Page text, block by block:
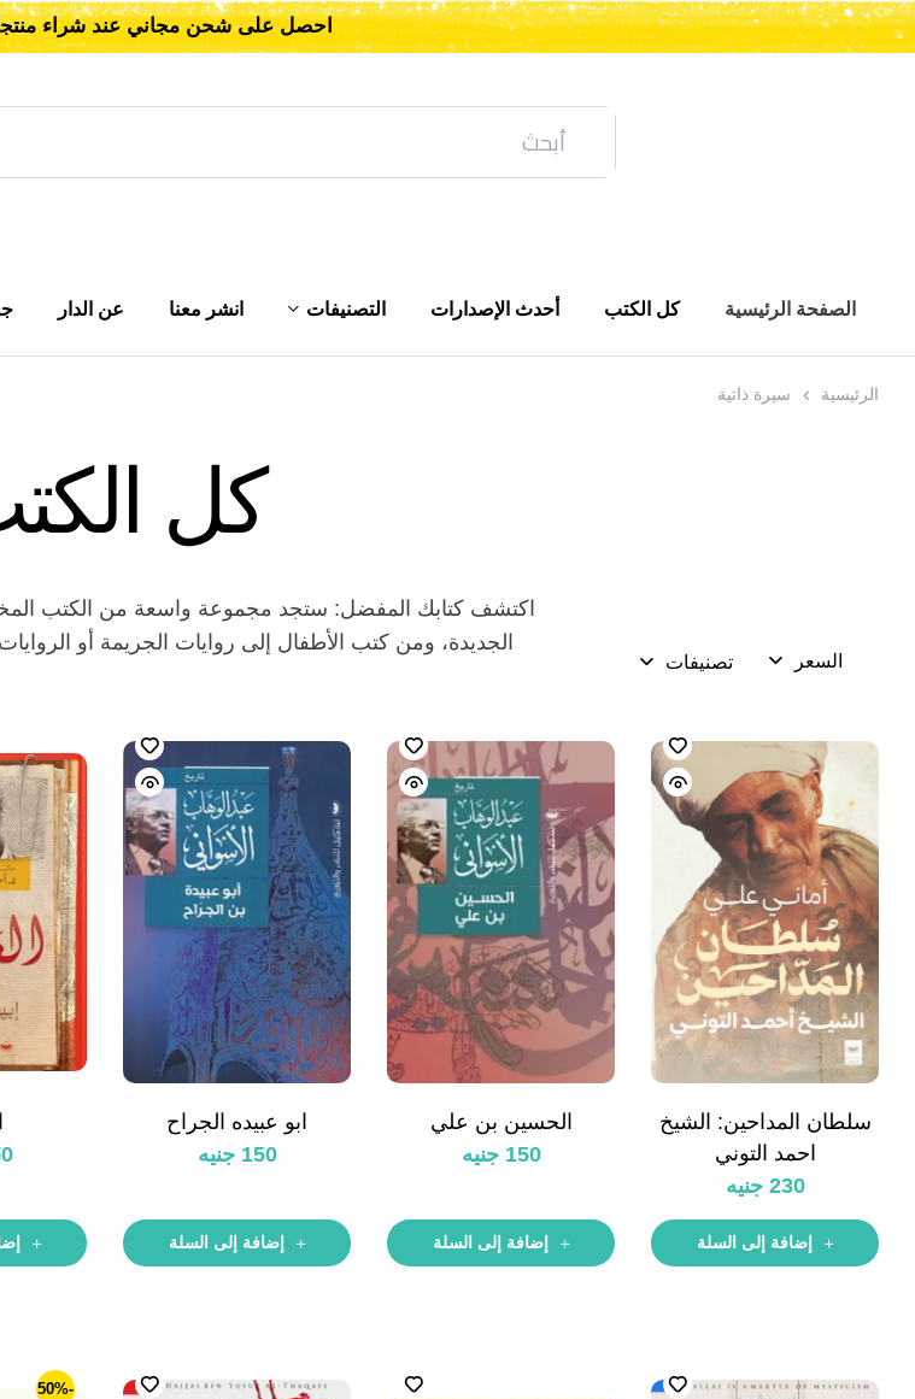
احصل على شحن مجاني عند شراء منتجات بقيمة
الصفحة الرئيسية كل الكتب أحدث الإصدارات التصنيفات انشر معنا عن الدار
الرئيسية سيرة ذاتية
كل
اكتشف كتابك المفضل: ستجد مجموعة واسعة من الكتب
الجديدة، ومن كتب الأطفال إلى روايات الجريمة أو
السعر تصنيفات
سلطان المداحين: الشيخ
احمد التوني
230 جنيه
إضافة إلى السلة
الحسين بن علي
150 جنيه
إضافة إلى السلة
ابو عبيده الجراح
150 جنيه
إضافة إلى السلة
-50%